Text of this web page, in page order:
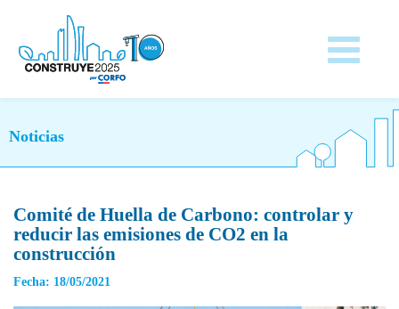
Noticias
Comité de Huella de Carbono: controlar y
reducir las emisiones de CO2 en la
construcción
Fecha: 18/05/2021